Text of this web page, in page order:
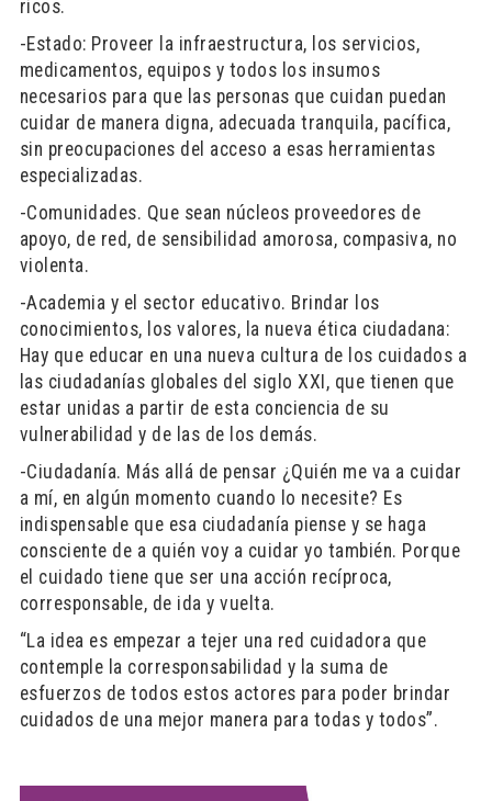
ricos.
-Estado: Proveer la infraestructura, los servicios,
medicamentos, equipos y todos los insumos
necesarios para que las personas que cuidan puedan
cuidar de manera digna, adecuada tranquila, pacífica,
sin preocupaciones del acceso a esas herramientas
especializadas.
-Comunidades. Que sean núcleos proveedores de
apoyo, de red, de sensibilidad amorosa, compasiva, no
violenta.
-Academia y el sector educativo. Brindar los
conocimientos, los valores, la nueva ética ciudadana:
Hay que educar en una nueva cultura de los cuidados a
las ciudadanías globales del siglo XXI, que tienen que
estar unidas a partir de esta conciencia de su
vulnerabilidad y de las de los demás.
-Ciudadanía. Más allá de pensar ¿Quién me va a cuidar
a mí, en algún momento cuando lo necesite? Es
indispensable que esa ciudadanía piense y se haga
consciente de a quién voy a cuidar yo también. Porque
el cuidado tiene que ser una acción recíproca,
corresponsable, de ida y vuelta.
“La idea es empezar a tejer una red cuidadora que
contemple la corresponsabilidad y la suma de
esfuerzos de todos estos actores para poder brindar
cuidados de una mejor manera para todas y todos”.